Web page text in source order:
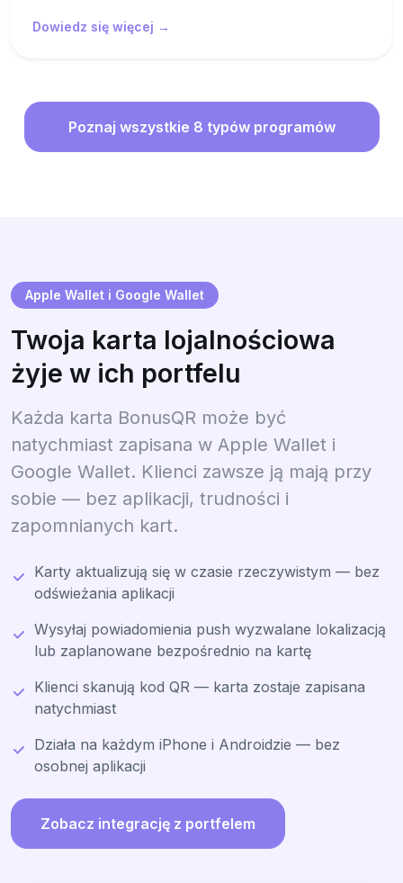
Dowiedz się więcej →
Poznaj wszystkie 8 typów programów
Apple Wallet i Google Wallet
Twoja karta lojalnościowa
żyje w ich portfelu
Każda karta BonusQR może być
natychmiast zapisana w Apple Wallet i
Google Wallet. Klienci zawsze ją mają przy
sobie — bez aplikacji, trudności i
zapomnianych kart.
Karty aktualizują się w czasie rzeczywistym — bez
odświeżania aplikacji
Wysyłaj powiadomienia push wyzwalane lokalizacją
lub zaplanowane bezpośrednio na kartę
Klienci skanują kod QR — karta zostaje zapisana
natychmiast
Działa na każdym iPhone i Androidzie — bez
osobnej aplikacji
Zobacz integrację z portfelem